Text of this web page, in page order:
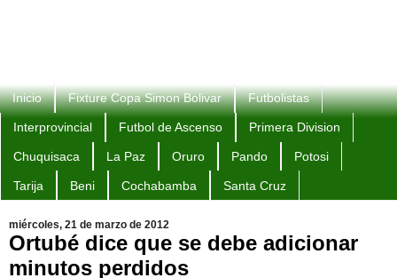
Inicio Fixture Copa Simon Bolivar Futbolistas
Interprovincial Futbol de Ascenso Primera Division
Chuquisaca La Paz Oruro Pando Potosi
Tarija Beni Cochabamba Santa Cruz
miércoles, 21 de marzo de 2012
Ortubé dice que se debe adicionar
minutos perdidos